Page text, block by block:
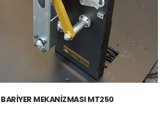
MEKANİZMASI MT250